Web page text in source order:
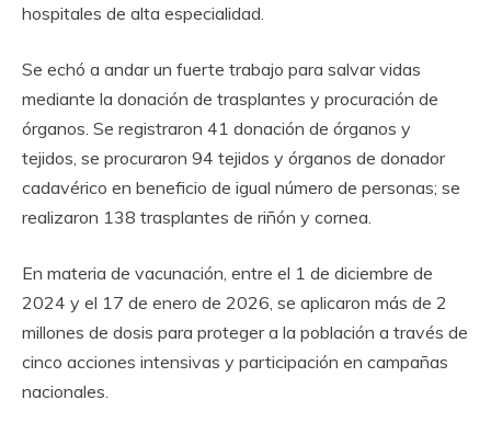
hospitales de alta especialidad.
Se echó a andar un fuerte trabajo para salvar vidas
mediante la donación de trasplantes y procuración de
órganos. Se registraron 41 donación de órganos y
tejidos, se procuraron 94 tejidos y órganos de donador
cadavérico en beneficio de igual número de personas; se
realizaron 138 trasplantes de riñón y cornea.
En materia de vacunación, entre el 1 de diciembre de
2024 y el 17 de enero de 2026, se aplicaron más de 2
millones de dosis para proteger a la población a través de
cinco acciones intensivas y participación en campañas
nacionales.